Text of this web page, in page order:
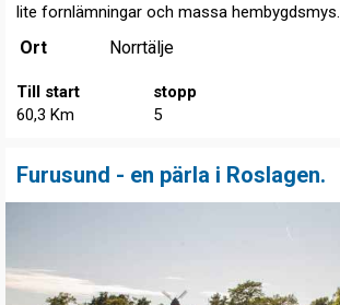
lite fornlämningar och massa hembygdsmys.
Ort Norrtälje
Till start
60,3 Km
stopp
5
Furusund - en pärla i Roslagen.